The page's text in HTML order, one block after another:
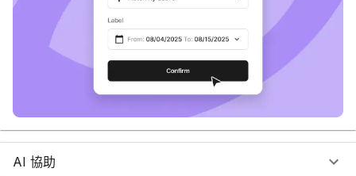
AI 協助